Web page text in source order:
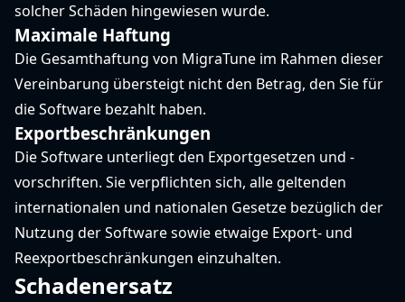
solcher Schäden hingewiesen wurde.
Maximale Haftung
Die Gesamthaftung von MigraTune im Rahmen dieser
Vereinbarung übersteigt nicht den Betrag, den Sie für
die Software bezahlt haben.
Exportbeschränkungen
Die Software unterliegt den Exportgesetzen und -
vorschriften. Sie verpflichten sich, alle geltenden
internationalen und nationalen Gesetze bezüglich der
Nutzung der Software sowie etwaige Export- und
Reexportbeschränkungen einzuhalten.
Schadenersatz